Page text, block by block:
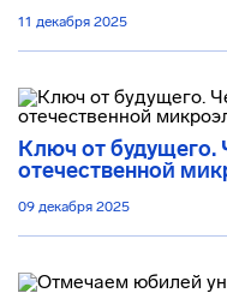
11 декабря 2025
Ключ от будущего.
отечественной
09 декабря 2025